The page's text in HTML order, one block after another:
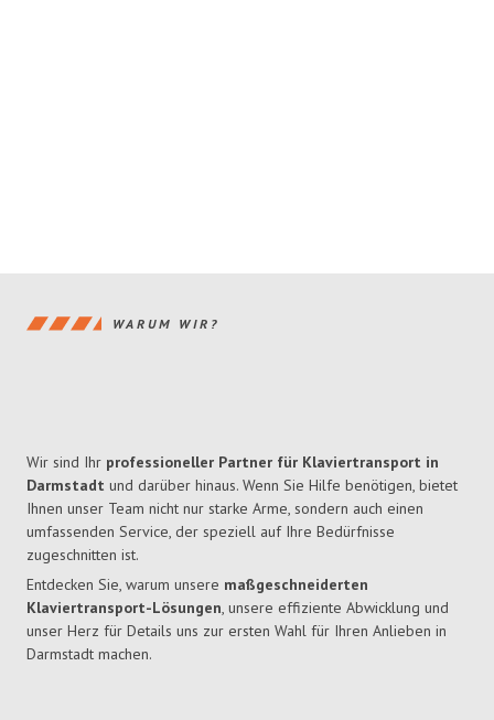
WARUM WIR?
Wir sind Ihr professioneller Partner für Klaviertransport in
Darmstadt und darüber hinaus. Wenn Sie Hilfe benötigen, bietet
Ihnen unser Team nicht nur starke Arme, sondern auch einen
umfassenden Service, der speziell auf Ihre Bedürfnisse
zugeschnitten ist.
Entdecken Sie, warum unsere maßgeschneiderten
Klaviertransport-Lösungen, unsere effiziente Abwicklung und
unser Herz für Details uns zur ersten Wahl für Ihren Anlieben in
Darmstadt machen.